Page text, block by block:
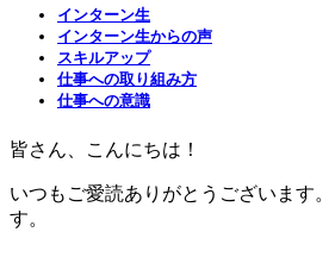
インターン生
インターン生からの声
スキルアップ
仕事への取り組み方
仕事への意識
皆さん、こんにちは！
いつもご愛読ありがとうございます
す。